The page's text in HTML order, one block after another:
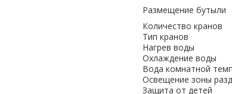
Размещение бутыли
Количество кранов
Тип кранов
Нагрев воды
Охлаждение воды
Вода комнатной
Освещение зоны
Защита от детей